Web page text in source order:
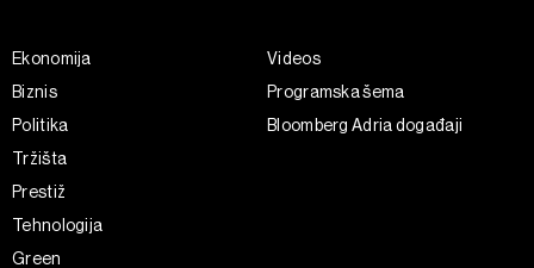
Ekonomija
Biznis
Politika
Tržišta
Prestiž
Tehnologija
Green
Videos
Programska šema
Bloomberg Adria događaji